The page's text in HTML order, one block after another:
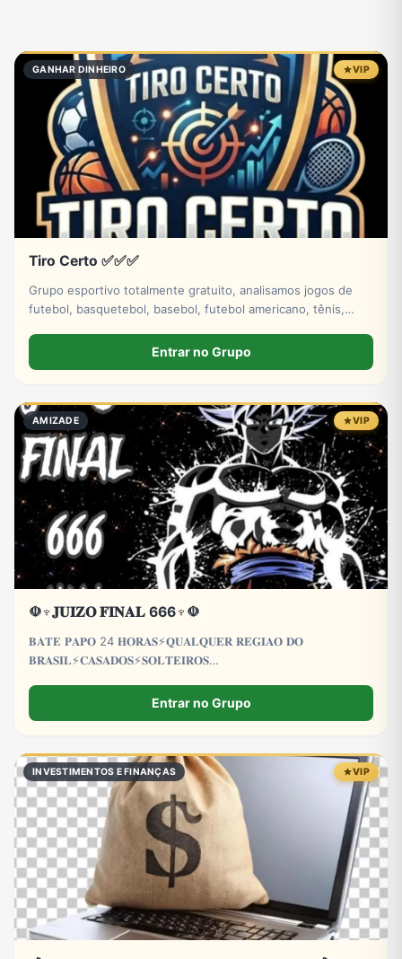
GANHAR DINHEIRO VIP
Tiro Certo ✅✅✅
Grupo esportivo totalmente gratuito, analisamos jogos de
futebol, basquetebol, basebol, futebol americano, tênis,
Entrar no Grupo
AMIZADE VIP
☫♆𝐉𝐔𝐈𝐙𝐎 𝐅𝐈𝐍𝐀𝐋 666♆☫
𝐁𝐀𝐓𝐄 𝐏𝐀𝐏𝐎 24 𝐇𝐎𝐑𝐀𝐒⚡𝐐𝐔𝐀𝐋𝐐𝐔𝐄𝐑 𝐑𝐄𝐆𝐈𝐀𝐎 𝐃𝐎
𝐁𝐑𝐀𝐒𝐈𝐋⚡𝐂𝐀𝐒𝐀𝐃𝐎𝐒⚡𝐒𝐎𝐋𝐓𝐄𝐈𝐑𝐎𝐒
𝐀𝐕𝐎𝐍𝐓𝐀𝐃𝐄⚡𝐏𝐑𝐎𝐈𝐁𝐈𝐃𝐎 𝐌𝐄𝐍𝐎𝐑𝐄𝐒 𝐃𝐄 18 𝐀𝐍𝐎𝐒
Entrar no Grupo
INVESTIMENTOS E FINANÇAS VIP